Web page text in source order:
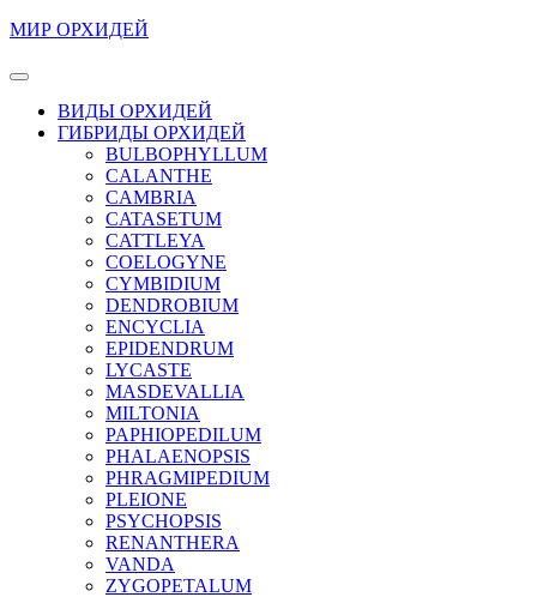
Перейти
содержимому
содержимому
МИР ОРХИДЕЙ
Кнопка
ОткрытьВИДЫ ОРХИДЕЙ
ГИБРИДЫ ОРХИДЕЙ
BULBOPHYLLUM
CALANTHE
CAMBRIA
CATASETUM
CATTLEYA
COELOGYNE
CYMBIDIUM
DENDROBIUM
ENCYCLIA
EPIDENDRUM
LYCASTE
MASDEVALLIA
MILTONIA
PAPHIOPEDILUM
PHALAENOPSIS
PHRAGMIPEDIUM
PLEIONE
PSYCHOPSIS
RENANTHERA
VANDA
ZYGOPETALUM